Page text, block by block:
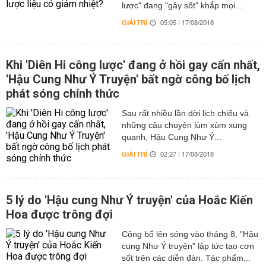
lược" đang "gây sốt" khắp mọi...
GIẢI TRÍ 05:05 | 17/08/2018
Khi 'Diên Hi công lược' đang ở hồi gay cấn nhất,
'Hậu Cung Như Ý Truyện' bất ngờ công bố lịch
phát sóng chính thức
Sau rất nhiều lần dời lịch chiếu và
những câu chuyện lùm xùm xung
quanh, Hậu Cung Như Ý...
GIẢI TRÍ 02:27 | 17/08/2018
5 lý do 'Hậu cung Như Ý truyện' của Hoắc Kiến
Hoa được trông đợi
Công bố lên sóng vào tháng 8, "Hậu
cung Như Ý truyện" lập tức tạo cơn
sốt trên các diễn đàn. Tác phẩm...